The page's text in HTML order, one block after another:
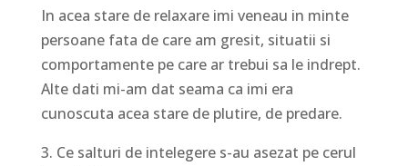
In acea stare de relaxare imi veneau in minte
persoane fata de care am gresit, situatii si
comportamente pe care ar trebui sa le indrept.
Alte dati mi-am dat seama ca imi era
cunoscuta acea stare de plutire, de predare.
3. Ce salturi de intelegere s-au asezat pe cerul